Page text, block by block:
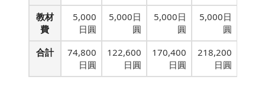
教材
費
5,000
日圓
5,000日
圓
5,000日
圓
5,000日
圓
合計
74,800
日圓
122,600
日圓
170,400
日圓
218,200
日圓